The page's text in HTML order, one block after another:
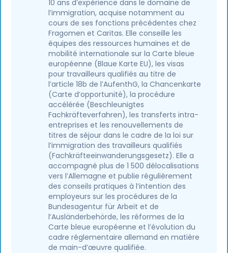
10 ans d’expérience dans le domaine de
l’immigration, acquise notamment au
cours de ses fonctions précédentes chez
Fragomen et Caritas. Elle conseille les
équipes des ressources humaines et de
mobilité internationale sur la Carte bleue
européenne (Blaue Karte EU), les visas
pour travailleurs qualifiés au titre de
l’article 18b de l’AufenthG, la Chancenkarte
(Carte d’opportunité), la procédure
accélérée (Beschleunigtes
Fachkräfteverfahren), les transferts intra-
entreprises et les renouvellements de
titres de séjour dans le cadre de la loi sur
l’immigration des travailleurs qualifiés
(Fachkräfteeinwanderungsgesetz). Elle a
accompagné plus de 1 500 délocalisations
vers l’Allemagne et publie régulièrement
des conseils pratiques à l’intention des
employeurs sur les procédures de la
Bundesagentur für Arbeit et de
l’Ausländerbehörde, les réformes de la
Carte bleue européenne et l’évolution du
cadre réglementaire allemand en matière
de main-d’œuvre qualifiée.